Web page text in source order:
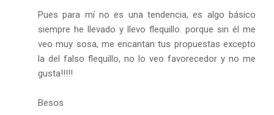
Pues para mí no es una tendencia, es algo básico
siempre he llevado y llevo flequillo. porque sin él me
veo muy sosa, me encantan tus propuestas excepto
la del falso flequillo, no lo veo favorecedor y no me
gusta!!!!!
Besos